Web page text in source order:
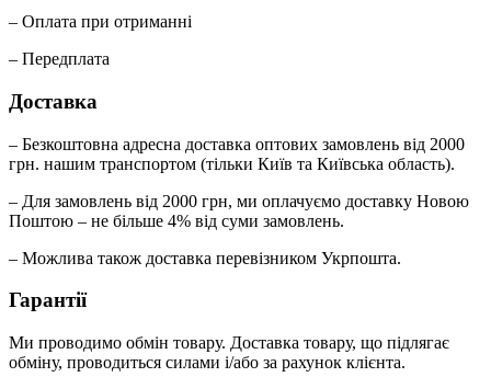
– Оплата при отриманні
– Передплата
Доставка
– Безкоштовна адресна доставка оптових замовлень від 2000
грн. нашим транспортом (тільки Київ та Київська область).
– Для замовлень від 2000 грн, ми оплачуємо доставку Новою
Поштою – не більше 4% від суми замовлень.
– Можлива також доставка перевізником Укрпошта.
Гарантії
Ми проводимо обмін товару. Доставка товару, що підлягає
обміну, проводиться силами і/або за рахунок клієнта.